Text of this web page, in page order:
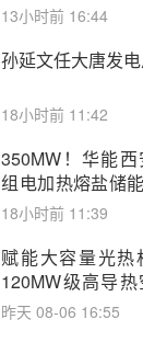
13小时前 16:44
孙延文任大唐发
18小时前 11:42
350MW！华能
组电加热熔盐储
改造项目初步设
18小时前 11:39
赋能大容量光
120MW级高导
型式试验
昨天 08-06 16:55